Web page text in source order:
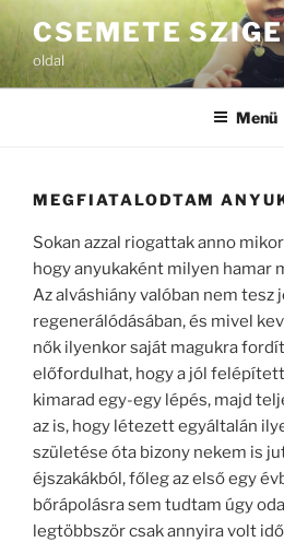
Tartalomhoz
CSEMETE
oldal
Menü
MEGFIATALODTAM
Sokan azzal riogattak anno
hogy anyukaként milyen hamar
Az alváshiány valóban nem tesz
regenerálódásában, és mivel
nők ilyenkor saját magukra
előfordulhat, hogy a jól
kimarad egy-egy lépés, majd
az is, hogy létezett egyáltalán
születése óta bizony nekem is
éjszakákból, főleg az első egy
bőrápolásra sem tudtam úgy
legtöbbször csak annyira volt